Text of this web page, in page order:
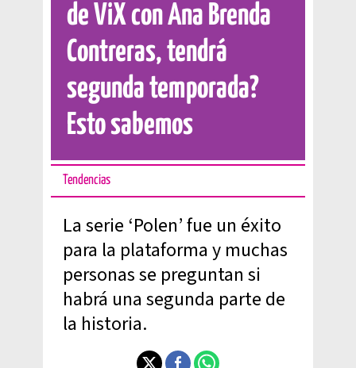
de ViX con Ana Brenda
Contreras, tendrá
segunda temporada?
Esto sabemos
Tendencias
La serie ‘Polen’ fue un éxito
para la plataforma y muchas
personas se preguntan si
habrá una segunda parte de
la historia.